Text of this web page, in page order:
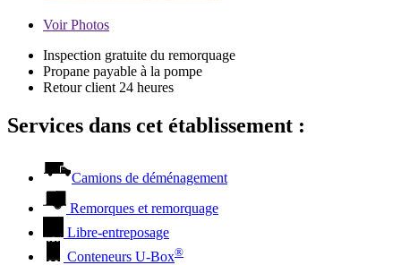
VoirPhotos
Inspection gratuite du remorquage
Propane payable à la pompe
Retour client 24 heures
Services dans cet établissement :
Camions de déménagement
Remorques et remorquage
Libre-entreposage
Conteneurs U-Box®